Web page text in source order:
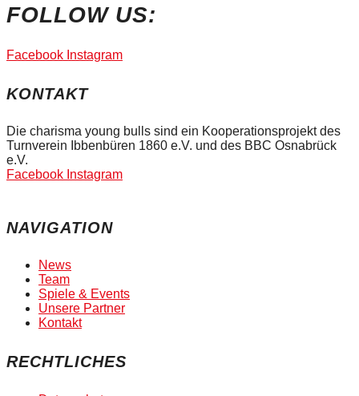
FOLLOW US:
Facebook Instagram
KONTAKT
Die charisma young bulls sind ein Kooperationsprojekt des
Turnverein Ibbenbüren 1860 e.V. und des BBC Osnabrück
e.V.
Facebook Instagram
NAVIGATION
News
Team
Spiele & Events
Unsere Partner
Kontakt
RECHTLICHES